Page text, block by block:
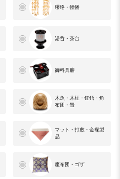
瓔珞・幢幡
湯呑・茶台
御料具膳
木魚・木柾・鉦鋙・角
布団・畳
マット・打敷・金襴製
品
座布団・ゴザ